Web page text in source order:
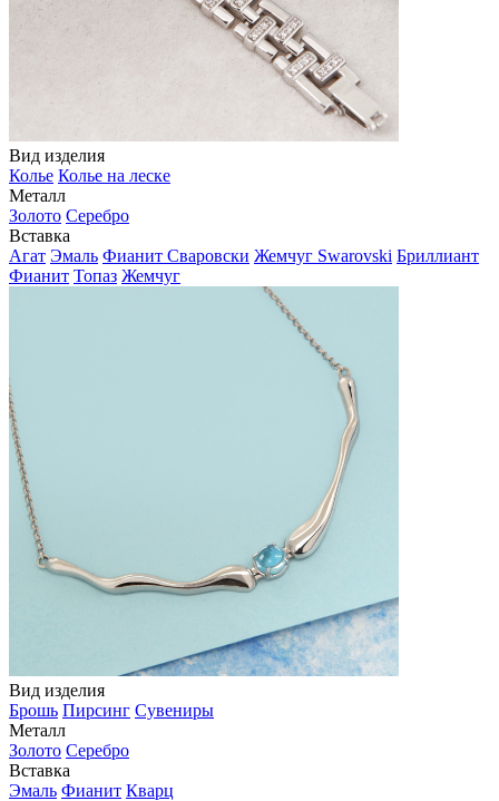
Вид изделия
Колье Колье на леске
Металл
Золото Серебро
Вставка
Агат Эмаль Фианит Сваровски Жемчуг Swarovski Бриллиант
Фианит Топаз Жемчуг
Вид изделия
Брошь Пирсинг Сувениры
Металл
Золото Серебро
Вставка
Эмаль Фианит Кварц